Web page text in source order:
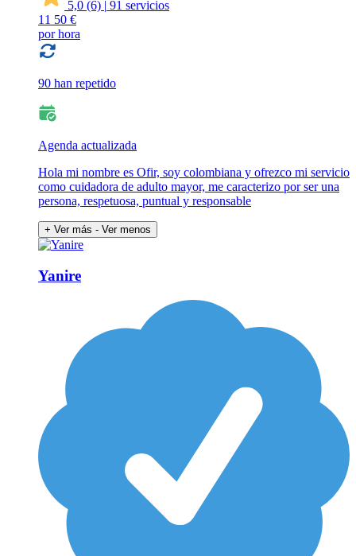
5,0 (6) | 91 servicios
11 50 €
por hora
90 han repetido
Agenda actualizada
Hola mi nombre es Ofir, soy colombiana y ofrezco mi servicio
como cuidadora de adulto mayor, me caracterizo por ser una
persona, respetuosa, puntual y responsable
+ Ver más - Ver menos
Yanire